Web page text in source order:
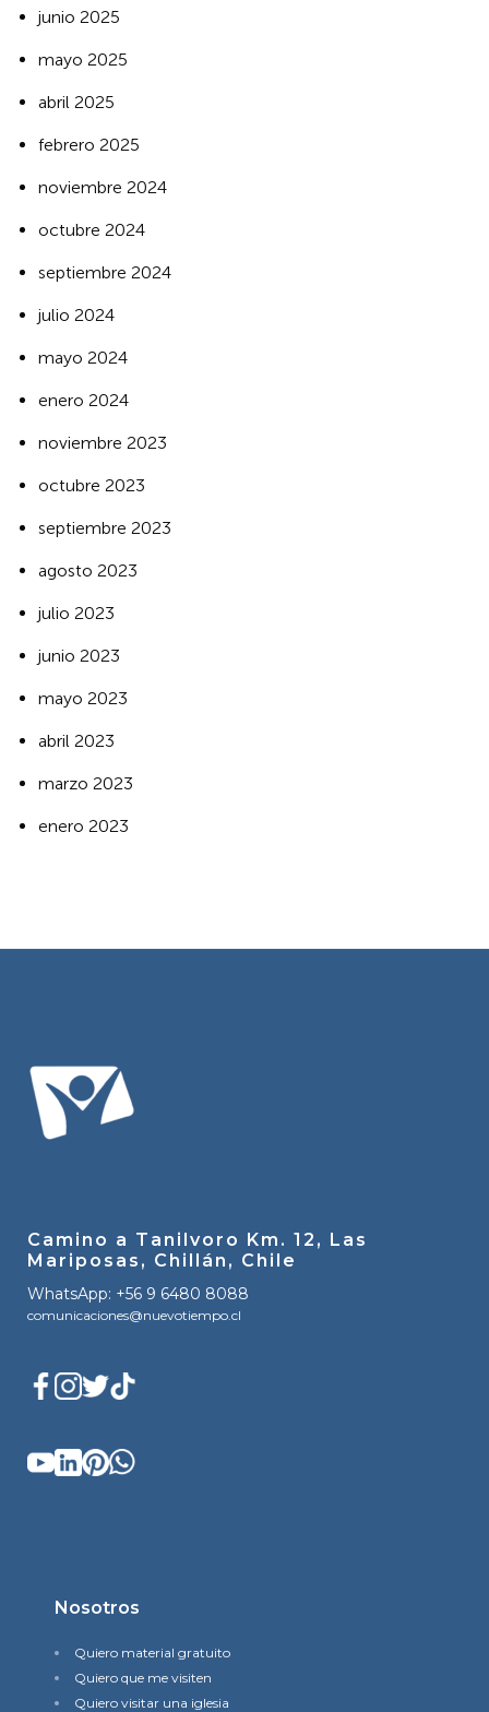
junio 2025
mayo 2025
abril 2025
febrero 2025
noviembre 2024
octubre 2024
septiembre 2024
julio 2024
mayo 2024
enero 2024
noviembre 2023
octubre 2023
septiembre 2023
agosto 2023
julio 2023
junio 2023
mayo 2023
abril 2023
marzo 2023
enero 2023
Camino a Tanilvoro Km. 12, Las
Mariposas, Chillán, Chile
WhatsApp: +56 9 6480 8088
comunicaciones@nuevotiempo.cl
Nosotros
Quiero material gratuito
Quiero que me visiten
Quiero visitar una iglesia